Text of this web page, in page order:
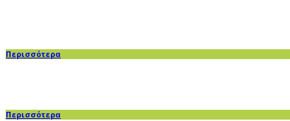
Περισσότερα
Περισσότερα